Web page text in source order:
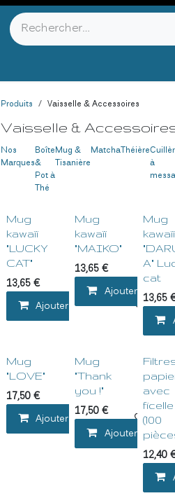
Produits Vaisselle & Accessoires
Vaisselle &
Nos
Marques
Boîte
&
Pot à
Thé
Mug &
Tisanière
MatchaThéière
à
Mug
kawaïï
"LUCKY
CAT"
13,65€
Ajouter au panier
Mug
kawaïï
"MAIKO"
13,65€
Ajouter au
Mug
kawaïï
A"
cat
13,65
Mug
"LOVE"
17,50€
Ajouter au panier
Mug
"Thank
you !"
17,50€
Ajouter au
avec
ficelle
(100
12,40